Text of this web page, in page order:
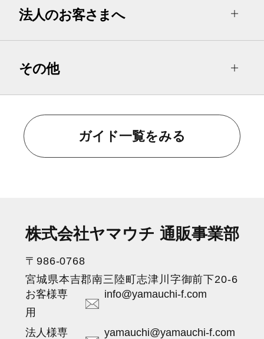
法人のお客さまへ
その他
ガイド一覧をみる
株式会社ヤマウチ 通販事業部
〒986-0768
宮城県本吉郡南三陸町志津川字御前下20-6
お客様専
用
info@yamauchi-f.com
法人様専
yamauchi@yamauchi-f.com